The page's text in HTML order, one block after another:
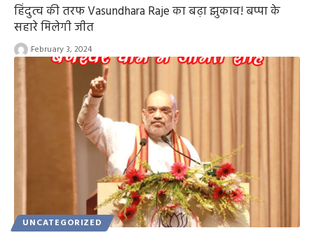
हिंदुत्व की तरफ Vasundhara Raje का बढ़ा झुकाव! बप्पा के
सहारे मिलेगी जीत
February 3, 2024
UNCATEGORIZED